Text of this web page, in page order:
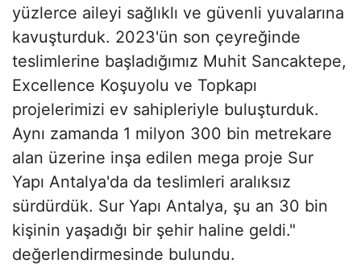
yüzlerce aileyi sağlıklı ve güvenli yuvalarına
kavuşturduk. 2023'ün son çeyreğinde
teslimlerine başladığımız Muhit Sancaktepe,
Excellence Koşuyolu ve Topkapı
projelerimizi ev sahipleriyle buluşturduk.
Aynı zamanda 1 milyon 300 bin metrekare
alan üzerine inşa edilen mega proje Sur
Yapı Antalya'da da teslimleri aralıksız
sürdürdük. Sur Yapı Antalya, şu an 30 bin
kişinin yaşadığı bir şehir haline geldi."
değerlendirmesinde bulundu.